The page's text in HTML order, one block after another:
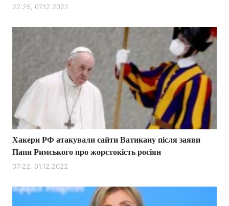
Україна
Економіка Світ
Наука
Техно і зв'язок Лайт
Зброя Інциденти
Здоров'я
Цікавинки Погода
Екологія
Лонгріди
22:25, 07.12.2022
Хакери РФ атакували сайти Ватикану після заяви
Папи Римського про жорстокість росіян
07:22, 01.12.2022